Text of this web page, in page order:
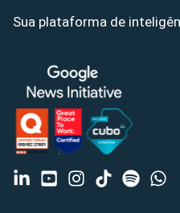
Sua plataforma de